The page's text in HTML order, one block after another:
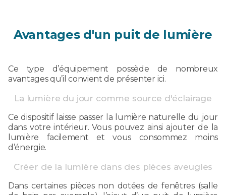
Avantages d'un puit de lumière
Ce type d’équipement possède de nombreux
avantages qu’il convient de présenter ici.
La lumière du jour comme source d'éclairage
Ce dispositif laisse passer la lumière naturelle du jour
dans votre intérieur. Vous pouvez ainsi ajouter de la
lumière facilement et vous consommez moins
d’énergie.
Créer de la lumière dans des pièces aveugles
Dans certaines pièces non dotées de fenêtres (salle